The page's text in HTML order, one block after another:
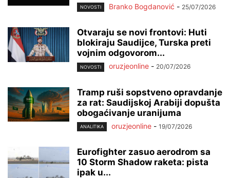
NOVOSTI Branko Bogdanović - 25/07/2026
Otvaraju se novi frontovi: Huti
blokiraju Saudijce, Turska preti
vojnim odgovorom...
NOVOSTI oruzjeonline - 20/07/2026
Tramp ruši sopstveno opravdanje
za rat: Saudijskoj Arabiji dopušta
obogaćivanje uranijuma
ANALITIKA oruzjeonline - 19/07/2026
Eurofighter zasuo aerodrom sa
10 Storm Shadow raketa: pista
ipak u...